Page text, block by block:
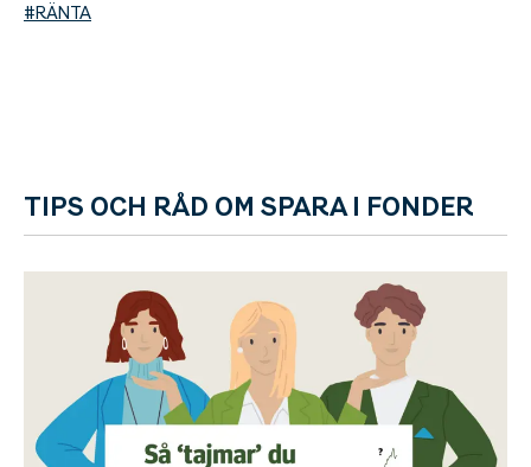
#RÄNTA
TIPS OCH RÅD OM SPARA I FONDER